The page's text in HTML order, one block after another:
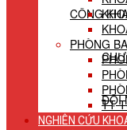
CÔNG
ĐỘI
PHÒNG
TT
NGHIÊN CỨU